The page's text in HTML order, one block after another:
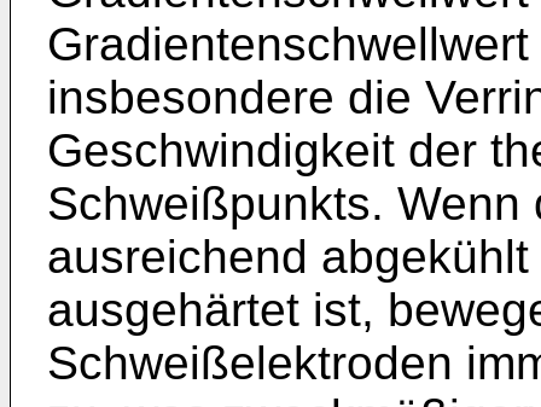
insbesondere die
Geschwindigkeit der
Schweißpunkts.
ausreichend
ausgehärtet ist,
Schweißelektroden